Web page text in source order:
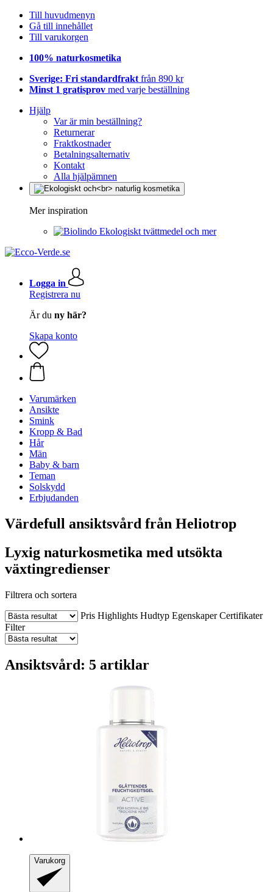
Till huvudmenyn
Gå till innehållet
Till varukorgen
100% naturkosmetika
Sverige: Fri standardfrakt från 890 kr
Minst 1 gratisprov med varje beställning
Hjälp
Var är min beställning?
Returnerar
Fraktkostnader
Betalningsalternativ
Kontakt
Alla hjälpämnen
Mer inspiration
Ekologiskt tvättmedel och mer
Logga in
Registrera nu
Är du ny här?
Skapa konto
Varumärken
Ansikte
Smink
Kropp & Bad
Hår
Män
Baby & barn
Teman
Solskydd
Erbjudanden
Värdefull ansiktsvård från Heliotrop
Lyxig naturkosmetika med utsökta
växtingredienser
Filtrera och sortera
Pris Highlights Hudtyp Egenskaper Certifikater
Filter
Ansiktsvård: 5 artiklar
Varukorg